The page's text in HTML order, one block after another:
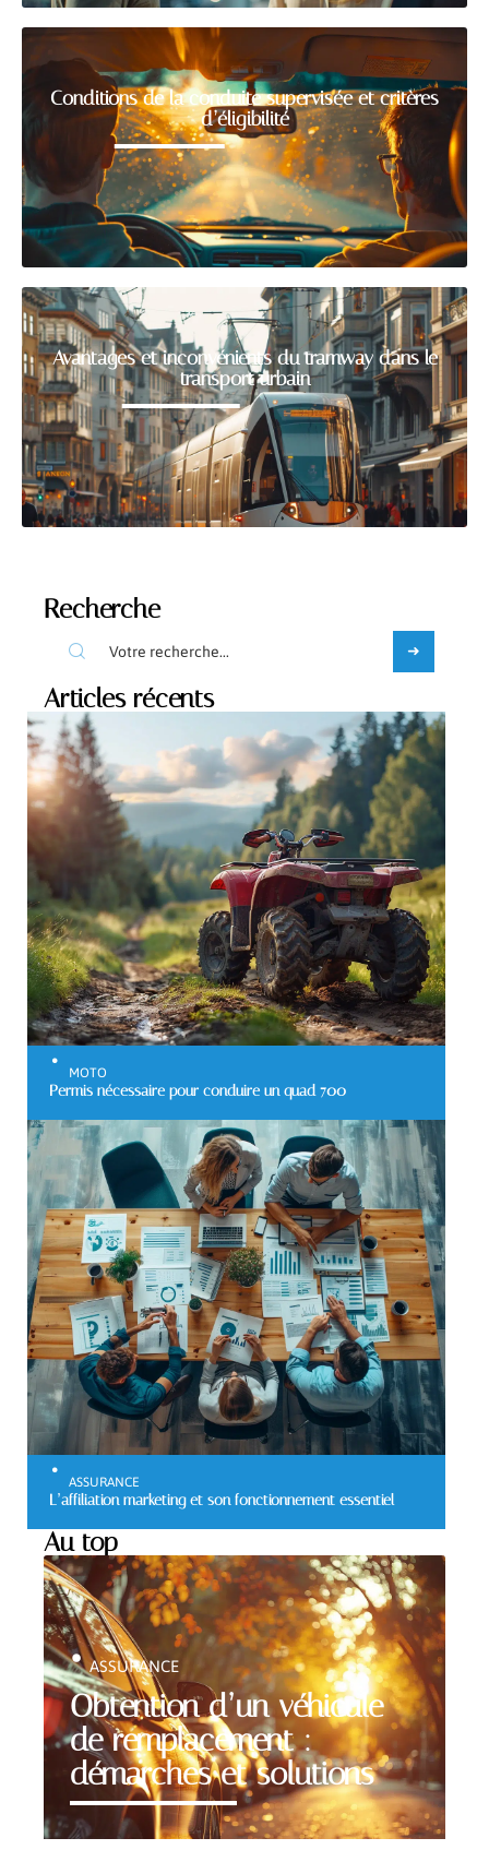
Conditions de la conduite supervisée et critères
d’éligibilité
Avantages et inconvénients du tramway dans le
transport urbain
Recherche
Articles récents
MOTO
Permis nécessaire pour conduire un quad 700
ASSURANCE
L’affiliation marketing et son fonctionnement essentiel
Au top
Obtention d’un véhicule
de remplacement :
démarches et solutions
ASSURANCE